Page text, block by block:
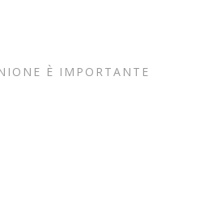
È IMPORTANTE